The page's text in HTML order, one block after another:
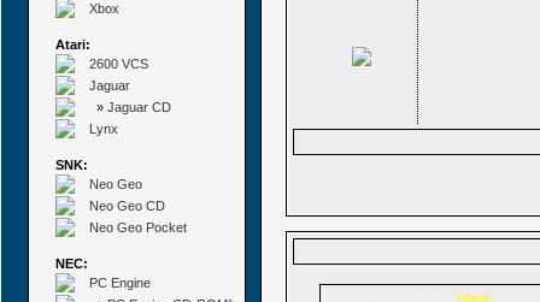
Xbox
Atari:
2600 VCS
Jaguar
» Jaguar CD
Lynx
SNK:
Neo Geo
Neo Geo CD
Neo Geo Pocket
NEC:
PC Engine
(Gast)